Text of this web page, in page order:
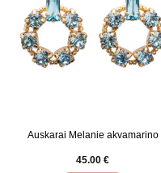
Auskarai Melanie akvamarino
45.00 €